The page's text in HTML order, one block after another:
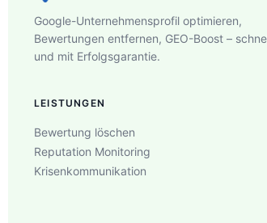
Google-Unternehmensprofil optimieren,
Bewertungen entfernen, GEO-Boost –
und mit Erfolgsgarantie.
LEISTUNGEN
Bewertung löschen
Reputation Monitoring
Krisenkommunikation